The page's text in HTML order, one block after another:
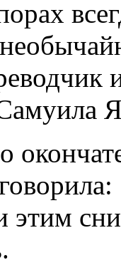
этим